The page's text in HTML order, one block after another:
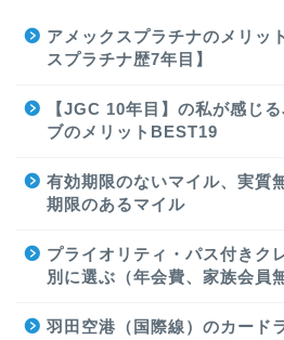
アメックスプラチナのメリッ
スプラチナ歴7年目】
【JGC 10年目】の私が感じ
ブのメリットBEST19
有効期限のないマイル、実質
期限のあるマイル
プライオリティ・パス付きク
別に選ぶ（年会費、家族会員
羽田空港（国際線）のカード